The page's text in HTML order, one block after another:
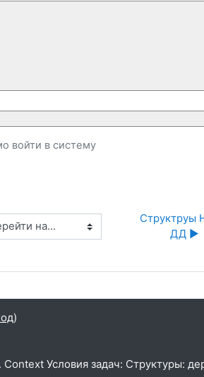
войти в систему
Структруы
ДД ▶︎
)
Условия задач: Структуры: